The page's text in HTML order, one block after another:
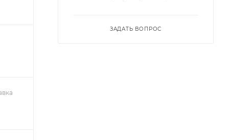
ЗАДАТЬ ВОПРОС